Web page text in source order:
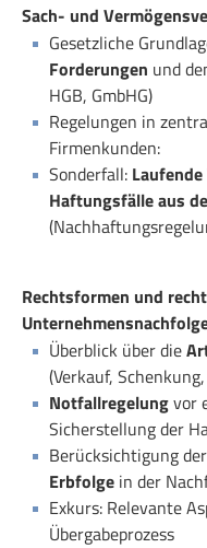
Sach- und
Gesetzliche
Forderungen und
HGB, GmbHG)
Regelungen in
Firmenkunden:
Sonderfall:
Haftungsfälle aus
Rechtsformen und
Überblick über die
(Verkauf,
Notfallregelungvor
Sicherstellung der
Berücksichtigung der
Erbfolge in der
Exkurs: Relevante
Übergabeprozess